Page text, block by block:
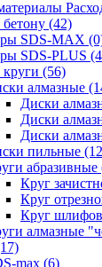
(42)
SDS-MAX
SDS-PLUS
(56)
алмазные
Диски
Диски
Диски
пильные
абразивные
Круг
Круг
Круг
алмазные
max (6)